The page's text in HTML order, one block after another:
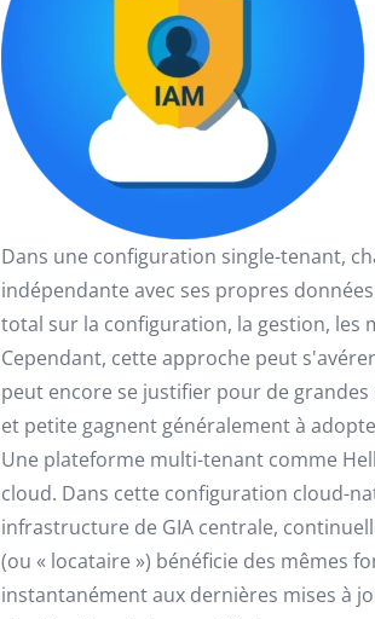
Dans une configuration single-tenant,
indépendante avec ses propres
total sur la configuration, la gestion, les
Cependant, cette approche peut
peut encore se justifier pour de
et petite gagnent généralement à
Une plateforme multi-tenant comme
cloud. Dans cette configuration cloud-
infrastructure de GIA centrale,
(ou « locataire ») bénéficie des mêmes
instantanément aux dernières mises à